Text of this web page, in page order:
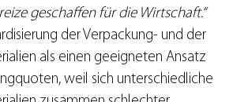
geschaffen für die Wirtschaft.“
der Verpackung- und der
als einen geeigneten Ansatz
weil sich unterschiedliche